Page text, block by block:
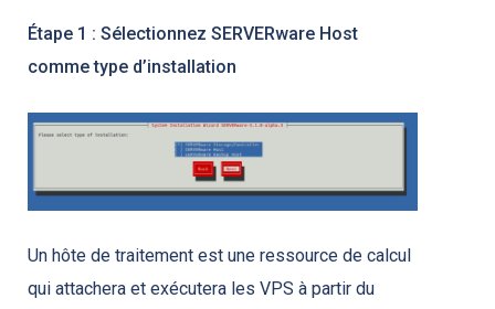
Étape 1 : Sélectionnez SERVERware Host
comme type d’installation
Un hôte de traitement est une ressource de calcul
qui attachera et exécutera les VPS à partir du